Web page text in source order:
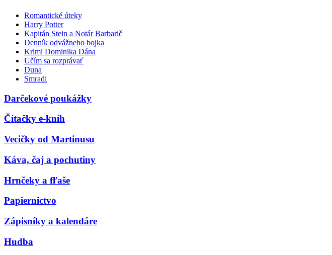
Romantické úteky
Harry Potter
Kapitán Stein a Notár Barbarič
Denník odvážneho bojka
Krimi Dominika Dána
Učím sa rozprávať
Duna
Smradi
Darčekové poukážky
Čítačky e-kníh
Vecičky od Martinusu
Káva, čaj a pochutiny
Hrnčeky a fľaše
Papiernictvo
Zápisníky a kalendáre
Hudba